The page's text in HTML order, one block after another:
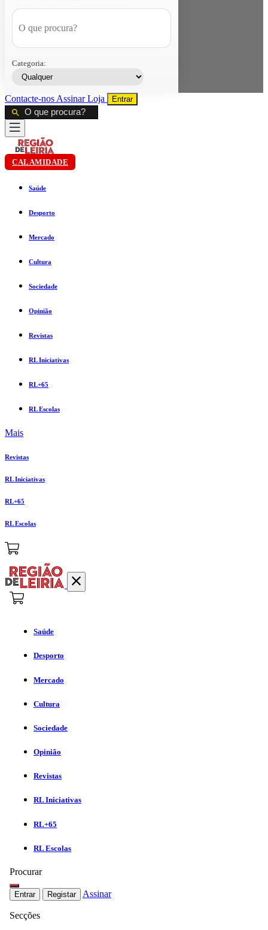
Categoria:
Contacte-nos AssinarLoja Entrar
CALAMIDADE
Saúde
Desporto
Mercado
Cultura
Sociedade
Opinião
Revistas
RL Iniciativas
RL+65
RL Escolas
Mais
Revistas
RL Iniciativas
RL+65
RL Escolas
Saúde
Desporto
Mercado
Cultura
Sociedade
Opinião
Revistas
RL Iniciativas
RL+65
RL Escolas
Procurar
Entrar Registar Assinar
Secções